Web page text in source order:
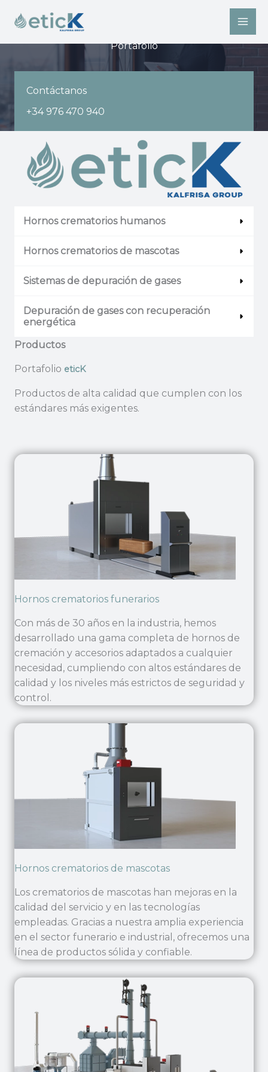
Portafolio​
Contáctanos
+34 976 470 940
Productos
Portafolio​ eticK
Productos de alta calidad que cumplen con los
estándares más exigentes.
Hornos crematorios humanos
Hornos crematorios de mascotas
Sistemas de depuración de gases
Depuración de gases con recuperación
energética
Hornos crematorios funerarios
Con más de 30 años en la industria, hemos
desarrollado una gama completa de hornos de
cremación y accesorios adaptados a cualquier
necesidad, cumpliendo con altos estándares de
calidad y los niveles más estrictos de seguridad y
control.
Hornos crematorios de mascotas
Los crematorios de mascotas han mejoras en la
calidad del servicio y en las tecnologías
empleadas. Gracias a nuestra amplia experiencia
en el sector funerario e industrial, ofrecemos una
línea de productos sólida y confiable.